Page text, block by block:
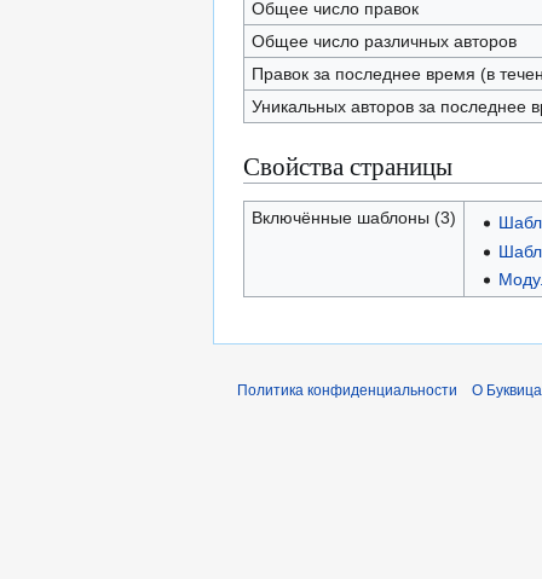
Общее число правок
Общее число различных авторов
Правок за последнее время (в
Уникальных авторов за последнее
Свойства страницы
Включённые шаблоны (3)
Политика конфиденциальности О Буквица